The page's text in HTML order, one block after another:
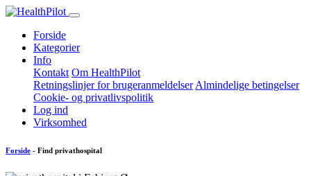
Forside
Kategorier
Info
Kontakt Om HealthPilot
Retningslinjer for brugeranmeldelser Almindelige betingelser
Cookie- og privatlivspolitik
Log ind
Virksomhed
Forside - Find privathospital